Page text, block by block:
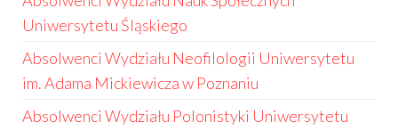
Uniwersytetu Śląskiego
Absolwenci Wydziału Neofilologii Uniwersytetu
im. Adama Mickiewicza w Poznaniu
Absolwenci Wydziału Polonistyki Uniwersytetu